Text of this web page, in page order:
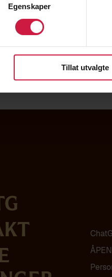
Egenskaper
Tillat utvalgte
også med foreldre,
under